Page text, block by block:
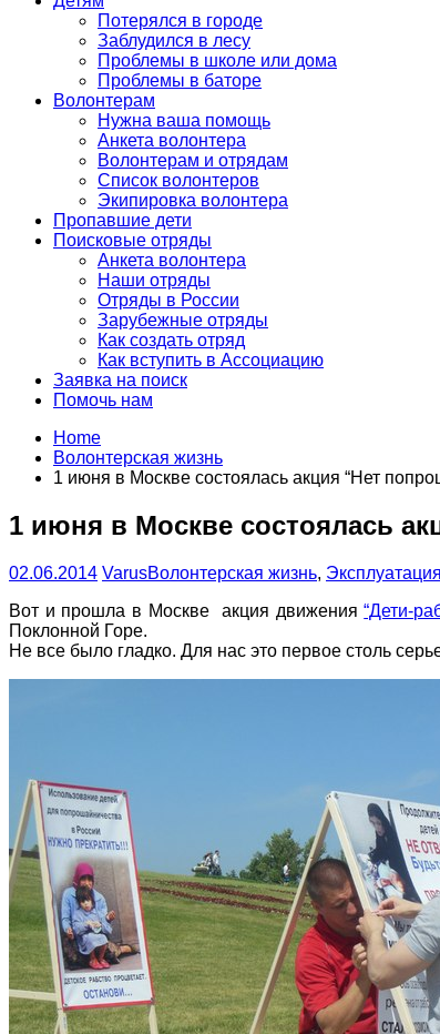
Потерялся в городе
Заблудился в лесу
Проблемы в школе или дома
Проблемы в баторе
Волонтерам
Нужна ваша помощь
Анкета волонтера
Волонтерам и отрядам
Список волонтеров
Экипировка волонтера
Пропавшие дети
Поисковые отряды
Анкета волонтера
Наши отряды
Отряды в России
Зарубежные отряды
Как создать отряд
Как вступить в Ассоциацию
Заявка на поиск
Помочь нам
Home
Волонтерская жизнь
1 июня в Москве состоялась акция “Нет
1 июня в Москве состоялась
02.06.2014 VarusВолонтерская жизнь,
Вот и прошла в Москве акция движения“Дети-
Поклонной Горе.
Не все было гладко. Для нас это первое столь